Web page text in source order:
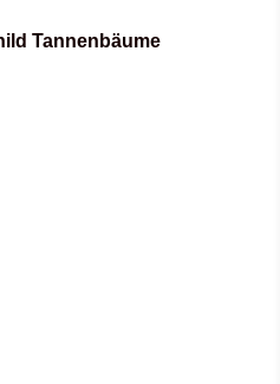
Tannenbäume